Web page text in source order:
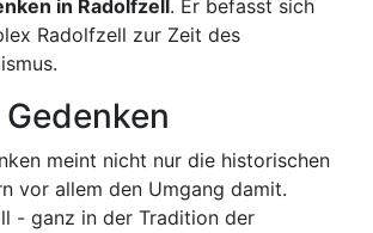
in Radolfzell. Er befasst sich
Radolfzell zur Zeit des
meint nicht nur die historischen
vor allem den Umgang damit.
- ganz in der Tradition der